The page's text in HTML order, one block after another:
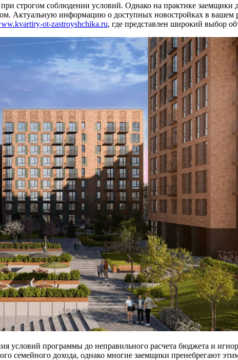
строгом соблюдении условий. Однако на практике заемщики
Актуальную информацию о доступных новостройках в
ot-zastroyshchika.ru, где представлен широкий выбор
программы до неправильного расчета бюджета и
семейного дохода, однако многие заемщики пренебрегают